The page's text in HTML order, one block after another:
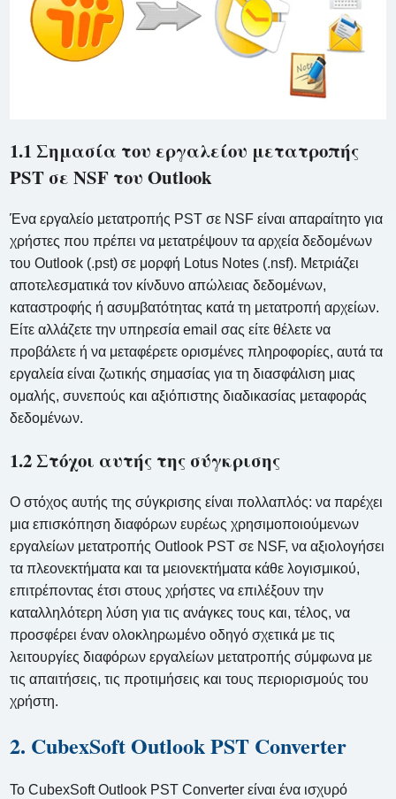
1.1 Σημασία του εργαλείου μετατροπής
PST σε NSF του Outlook
Ένα εργαλείο μετατροπής PST σε NSF είναι απαραίτητο για
χρήστες που πρέπει να μετατρέψουν τα αρχεία δεδομένων
του Outlook (.pst) σε μορφή Lotus Notes (.nsf). Μετριάζει
αποτελεσματικά τον κίνδυνο απώλειας δεδομένων,
καταστροφής ή ασυμβατότητας κατά τη μετατροπή αρχείων.
Είτε αλλάζετε την υπηρεσία email σας είτε θέλετε να
προβάλετε ή να μεταφέρετε ορισμένες πληροφορίες, αυτά τα
εργαλεία είναι ζωτικής σημασίας για τη διασφάλιση μιας
ομαλής, συνεπούς και αξιόπιστης διαδικασίας μεταφοράς
δεδομένων.
1.2 Στόχοι αυτής της σύγκρισης
Ο στόχος αυτής της σύγκρισης είναι πολλαπλός: να παρέχει
μια επισκόπηση διαφόρων ευρέως χρησιμοποιούμενων
εργαλείων μετατροπής Outlook PST σε NSF, να αξιολογήσει
τα πλεονεκτήματα και τα μειονεκτήματα κάθε λογισμικού,
επιτρέποντας έτσι στους χρήστες να επιλέξουν την
καταλληλότερη λύση για τις ανάγκες τους και, τέλος, να
προσφέρει έναν ολοκληρωμένο οδηγό σχετικά με τις
λειτουργίες διαφόρων εργαλείων μετατροπής σύμφωνα με
τις απαιτήσεις, τις προτιμήσεις και τους περιορισμούς του
χρήστη.
2. CubexSoft Outlook PST Converter
Το CubexSoft Outlook PST Converter είναι ένα ισχυρό